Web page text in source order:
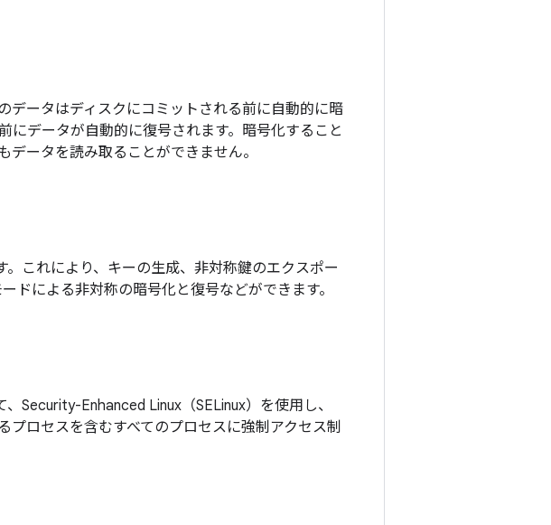
データはディスクにコミットされる前に自動的に暗
にデータが自動的に復号されます。暗号化すること
ータを読み取ることができません。
これにより、キーの生成、非対称鍵のエクスポー
ドによる非対称の暗号化と復号などができます。
Security-Enhanced Linux（SELinux）を使用し、
ロセスを含むすべてのプロセスに強制アクセス制